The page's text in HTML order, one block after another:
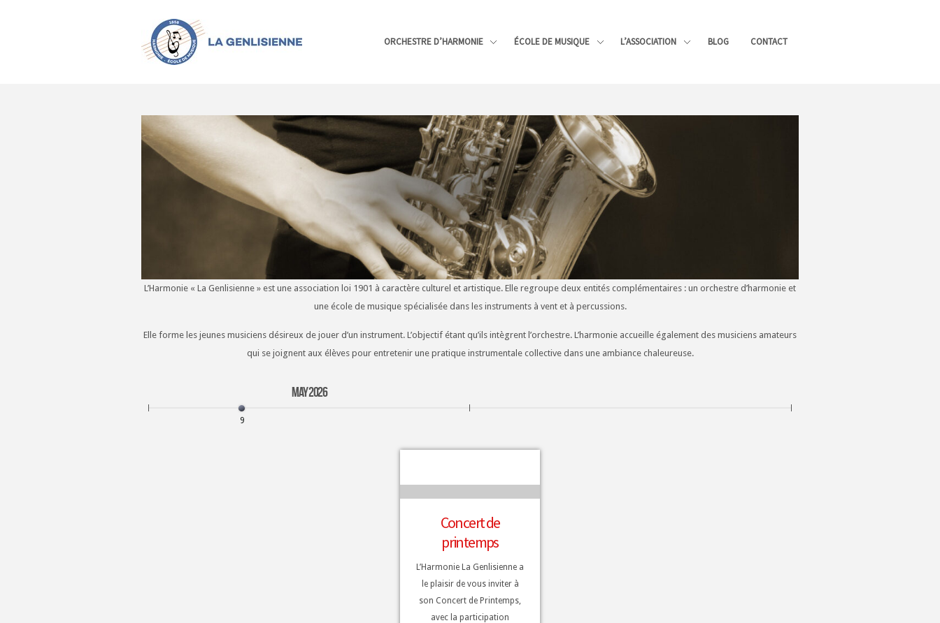
ORCHESTRE D’HARMONIE ÉCOLE DE MUSIQUE L’ASSOCIATION BLOG CONTACT
L’Harmonie « La Genlisienne » est une association loi 1901 à caractère culturel et artistique. Elle regroupe deux entités complémentaires : un orchestre d’harmonie et
une école de musique spécialisée dans les instruments à vent et à percussions.
Elle forme les jeunes musiciens désireux de jouer d’un instrument. L’objectif étant qu’ils intègrent l’orchestre. L’harmonie accueille également des musiciens amateurs
qui se joignent aux élèves pour entretenir une pratique instrumentale collective dans une ambiance chaleureuse.
May2026
9
Concert de
printemps
L’Harmonie La Genlisienne a
le plaisir de vous inviter à
son Concert de Printemps,
avec la participation